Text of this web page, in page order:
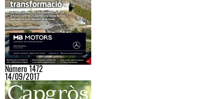
Número 1472
14/09/2017